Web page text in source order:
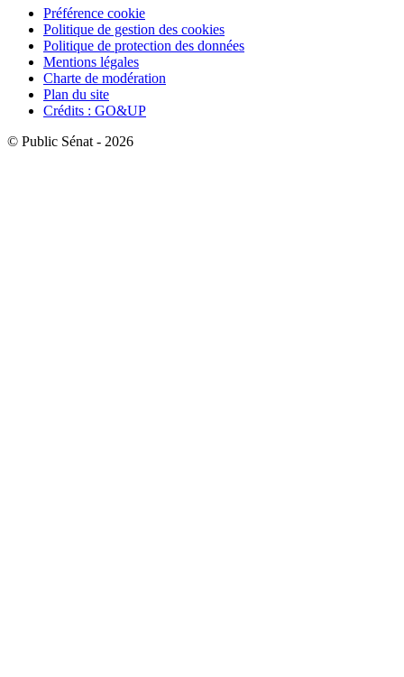
Préférence cookie
Politique de gestion des cookies
Politique de protection des données
Mentions légales
Charte de modération
Plan du site
Crédits : GO&UP
© Public Sénat - 2026